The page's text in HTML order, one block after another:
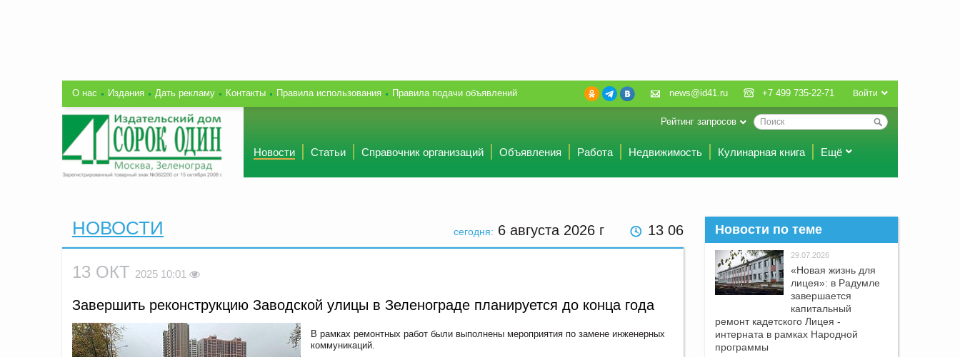
О нас Издания Дать рекламу Контакты Правила использования Правила подачи объявлений Войти
news@id41.ru +7 499 735-22-71
Рейтинг запросов
Новости Статьи Справочник организаций Объявления Работа Недвижимость Кулинарная книга Ещё
сегодня: 6 августа 2026 г 13:06
НОВОСТИ
13 ОКТ 2025 10:01
Завершить реконструкцию Заводской улицы в Зеленограде планируется до конца года
В рамках ремонтных работ были выполнены мероприятия по замене инженерных
коммуникаций.
Новости по теме
29.07.2026
«Новая жизнь для
лицея»: в Радумле
завершается
капитальный
ремонт кадетского Лицея -
интерната в рамках Народной
программы